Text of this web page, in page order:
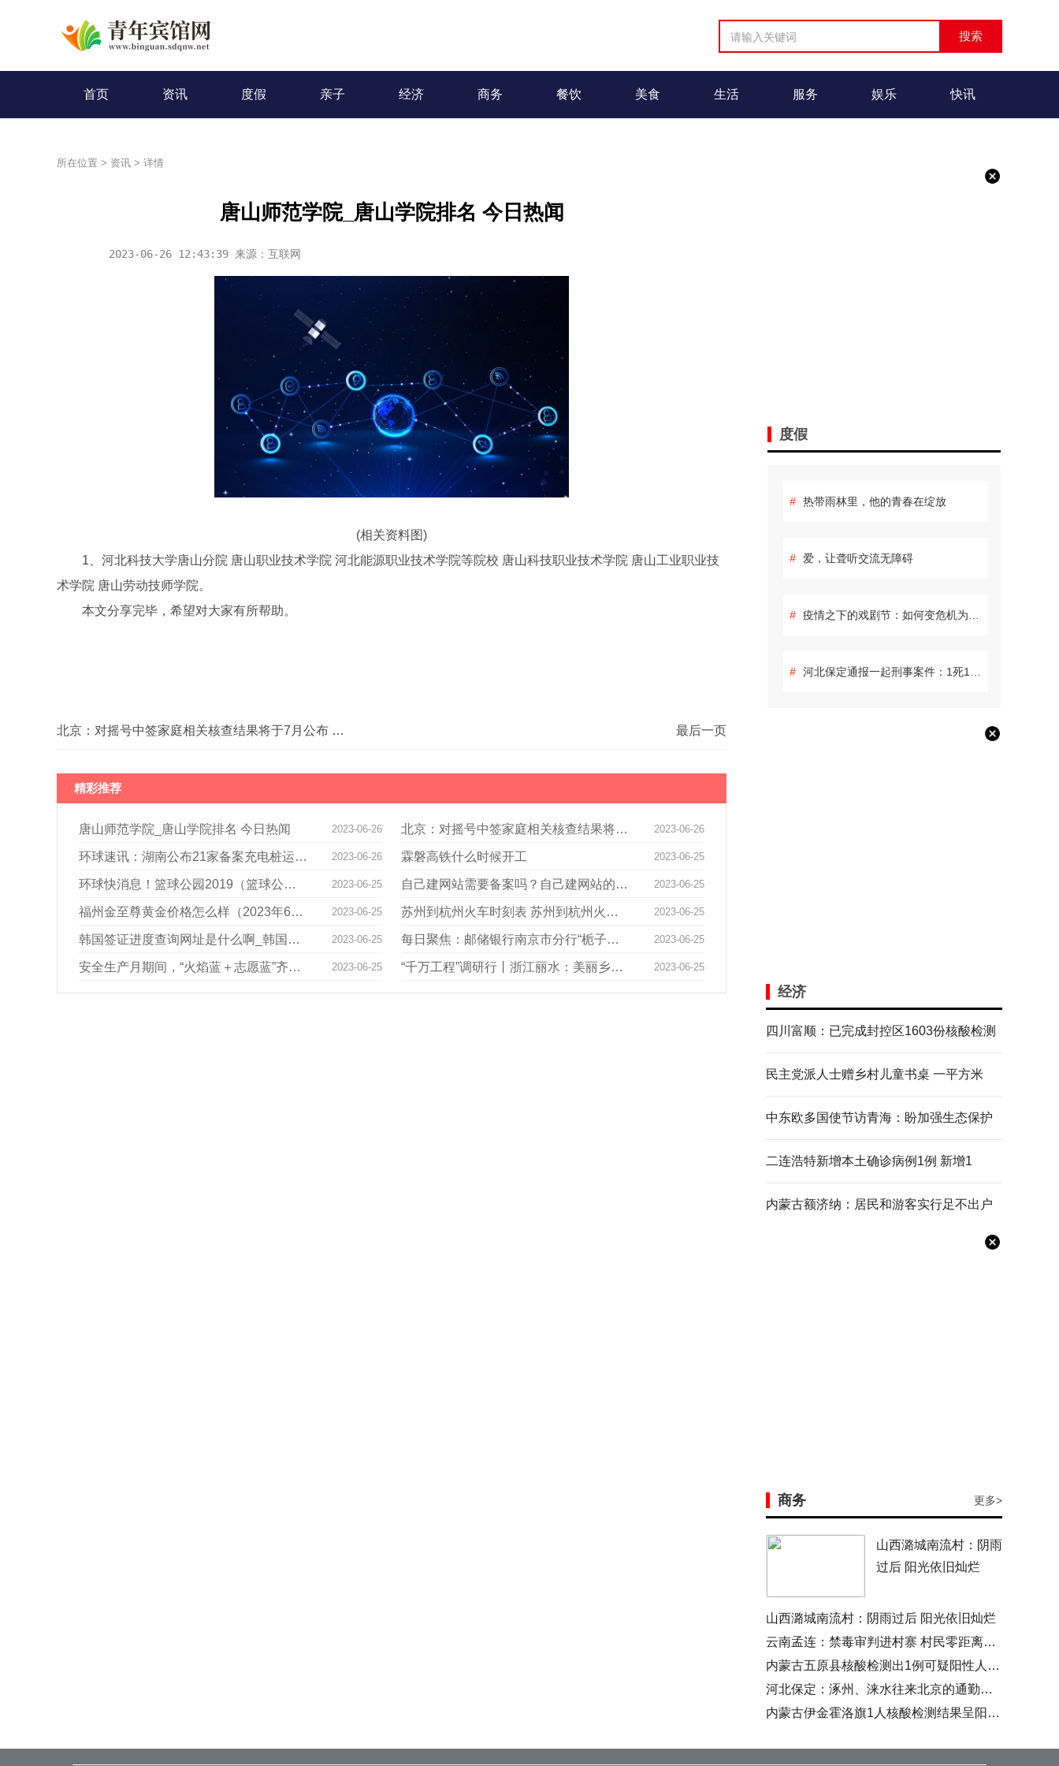
首页 资讯 度假 亲子 经济 商务 餐饮 美食 生活 服务 娱乐 快讯
所在位置 > 资讯 > 详情
唐山师范学院_唐山学院排名 今日热闻
2023-06-26 12:43:39 来源：互联网
(相关资料图)
1、河北科技大学唐山分院 唐山职业技术学院 河北能源职业技术学院等院校 唐山科技职业技术学院 唐山工业职业技
术学院 唐山劳动技师学院。
本文分享完毕，希望对大家有所帮助。
北京：对摇号中签家庭相关核查结果将于7月公布 环球视讯 最后一页
精彩推荐
2023-06-26
唐山师范学院_唐山学院排名 今日热闻 2023-06-26
北京：对摇号中签家庭相关核查结果将于7月公布 环球视讯
2023-06-26
环球速讯：湖南公布21家备案充电桩运营企业 2023-06-25
霖磐高铁什么时候开工
2023-06-25
环球快消息！篮球公园2019（篮球公园片尾曲） 2023-06-25
自己建网站需要备案吗？自己建网站的详细步骤|世界快资讯
2023-06-25
福州金至尊黄金价格怎么样（2023年6月25日） 2023-06-25
苏州到杭州火车时刻表 苏州到杭州火车票查询
2023-06-25
韩国签证进度查询网址是什么啊_韩国签证进度查询网址|今日热闻 2023-06-25
每日聚焦：邮储银行南京市分行“栀子花开 端午节来”活动 让花香飘满南京城
2023-06-25
安全生产月期间，“火焰蓝＋志愿蓝”齐上阵护平安 2023-06-25
“千万工程”调研行丨浙江丽水：美丽乡村入画来 世界微速讯
度假
# 热带雨林里，他的青春在绽放
# 爱，让聋听交流无障碍
# 疫情之下的戏剧节：如何变危机为生机
# 河北保定通报一起刑事案件：1死1伤 嫌疑人自杀身亡
经济
四川富顺：已完成封控区1603份核酸检测
民主党派人士赠乡村儿童书桌 一平方米
中东欧多国使节访青海：盼加强生态保护
二连浩特新增本土确诊病例1例 新增1
内蒙古额济纳：居民和游客实行足不出户
商务 更多>
山西潞城南流村：阴雨
过后 阳光依旧灿烂
山西潞城南流村：阴雨过后 阳光依旧灿烂
云南孟连：禁毒审判进村寨 村民零距离看庭审
内蒙古五原县核酸检测出1例可疑阳性人员 经复核呈阳性
河北保定：涿州、涞水往来北京的通勤人员需持单位证明
内蒙古伊金霍洛旗1人核酸检测结果呈阳性 为运煤司机